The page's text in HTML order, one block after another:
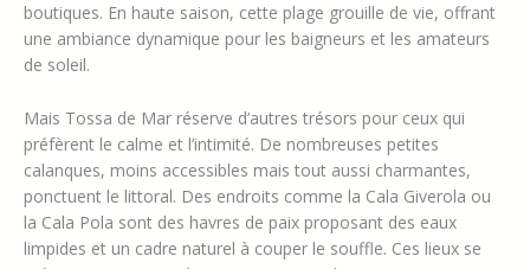
boutiques. En haute saison, cette plage grouille de vie, offrant
une ambiance dynamique pour les baigneurs et les amateurs
de soleil.
Mais Tossa de Mar réserve d’autres trésors pour ceux qui
préfèrent le calme et l’intimité. De nombreuses petites
calanques, moins accessibles mais tout aussi charmantes,
ponctuent le littoral. Des endroits comme la Cala Giverola ou
la Cala Pola sont des havres de paix proposant des eaux
limpides et un cadre naturel à couper le souffle. Ces lieux se